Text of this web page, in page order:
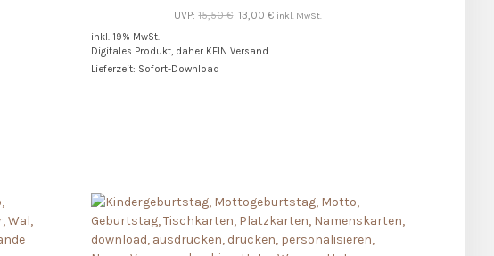
UVP: 15,50€ Ursprünglicher
war:
13,00€Aktueller
inkl. MwSt.
inkl. 19% MwSt.
Digitales Produkt, daher KEIN Versand
Lieferzeit: Sofort-Download